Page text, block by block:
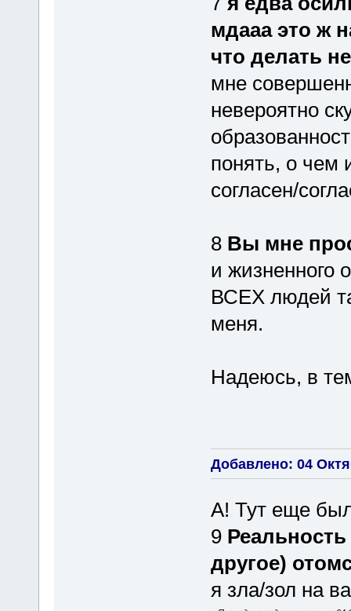
мдааа это ж
что делать
мне
невероятно
понять, о чем
согласен/
8 Вы мне
и жизненного
ВСЕХ людей
меня.
Надеюсь, в
Добавлено: 04
А! Тут еще
9
другое)
я зла/зол на